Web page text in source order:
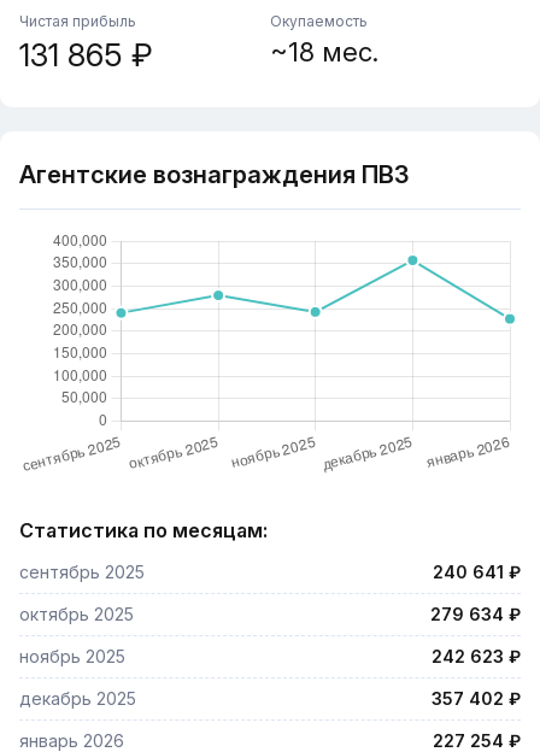
Чистая прибыль
131 865 ₽
Окупаемость
~18 мес.
Агентские вознаграждения ПВЗ
Статистика по месяцам:
сентябрь 2025 240 641 ₽
октябрь 2025 279 634 ₽
ноябрь 2025 242 623 ₽
декабрь 2025 357 402 ₽
январь 2026 227 254 ₽